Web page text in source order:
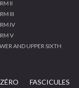
II
III
IV
V
AND UPPER SIXTH
FASCICULES